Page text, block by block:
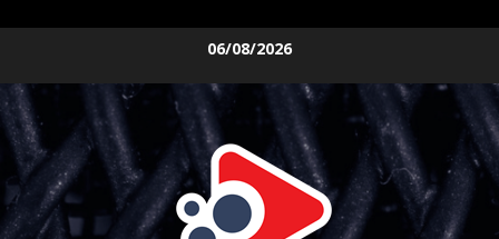
contenido
06/08/2026